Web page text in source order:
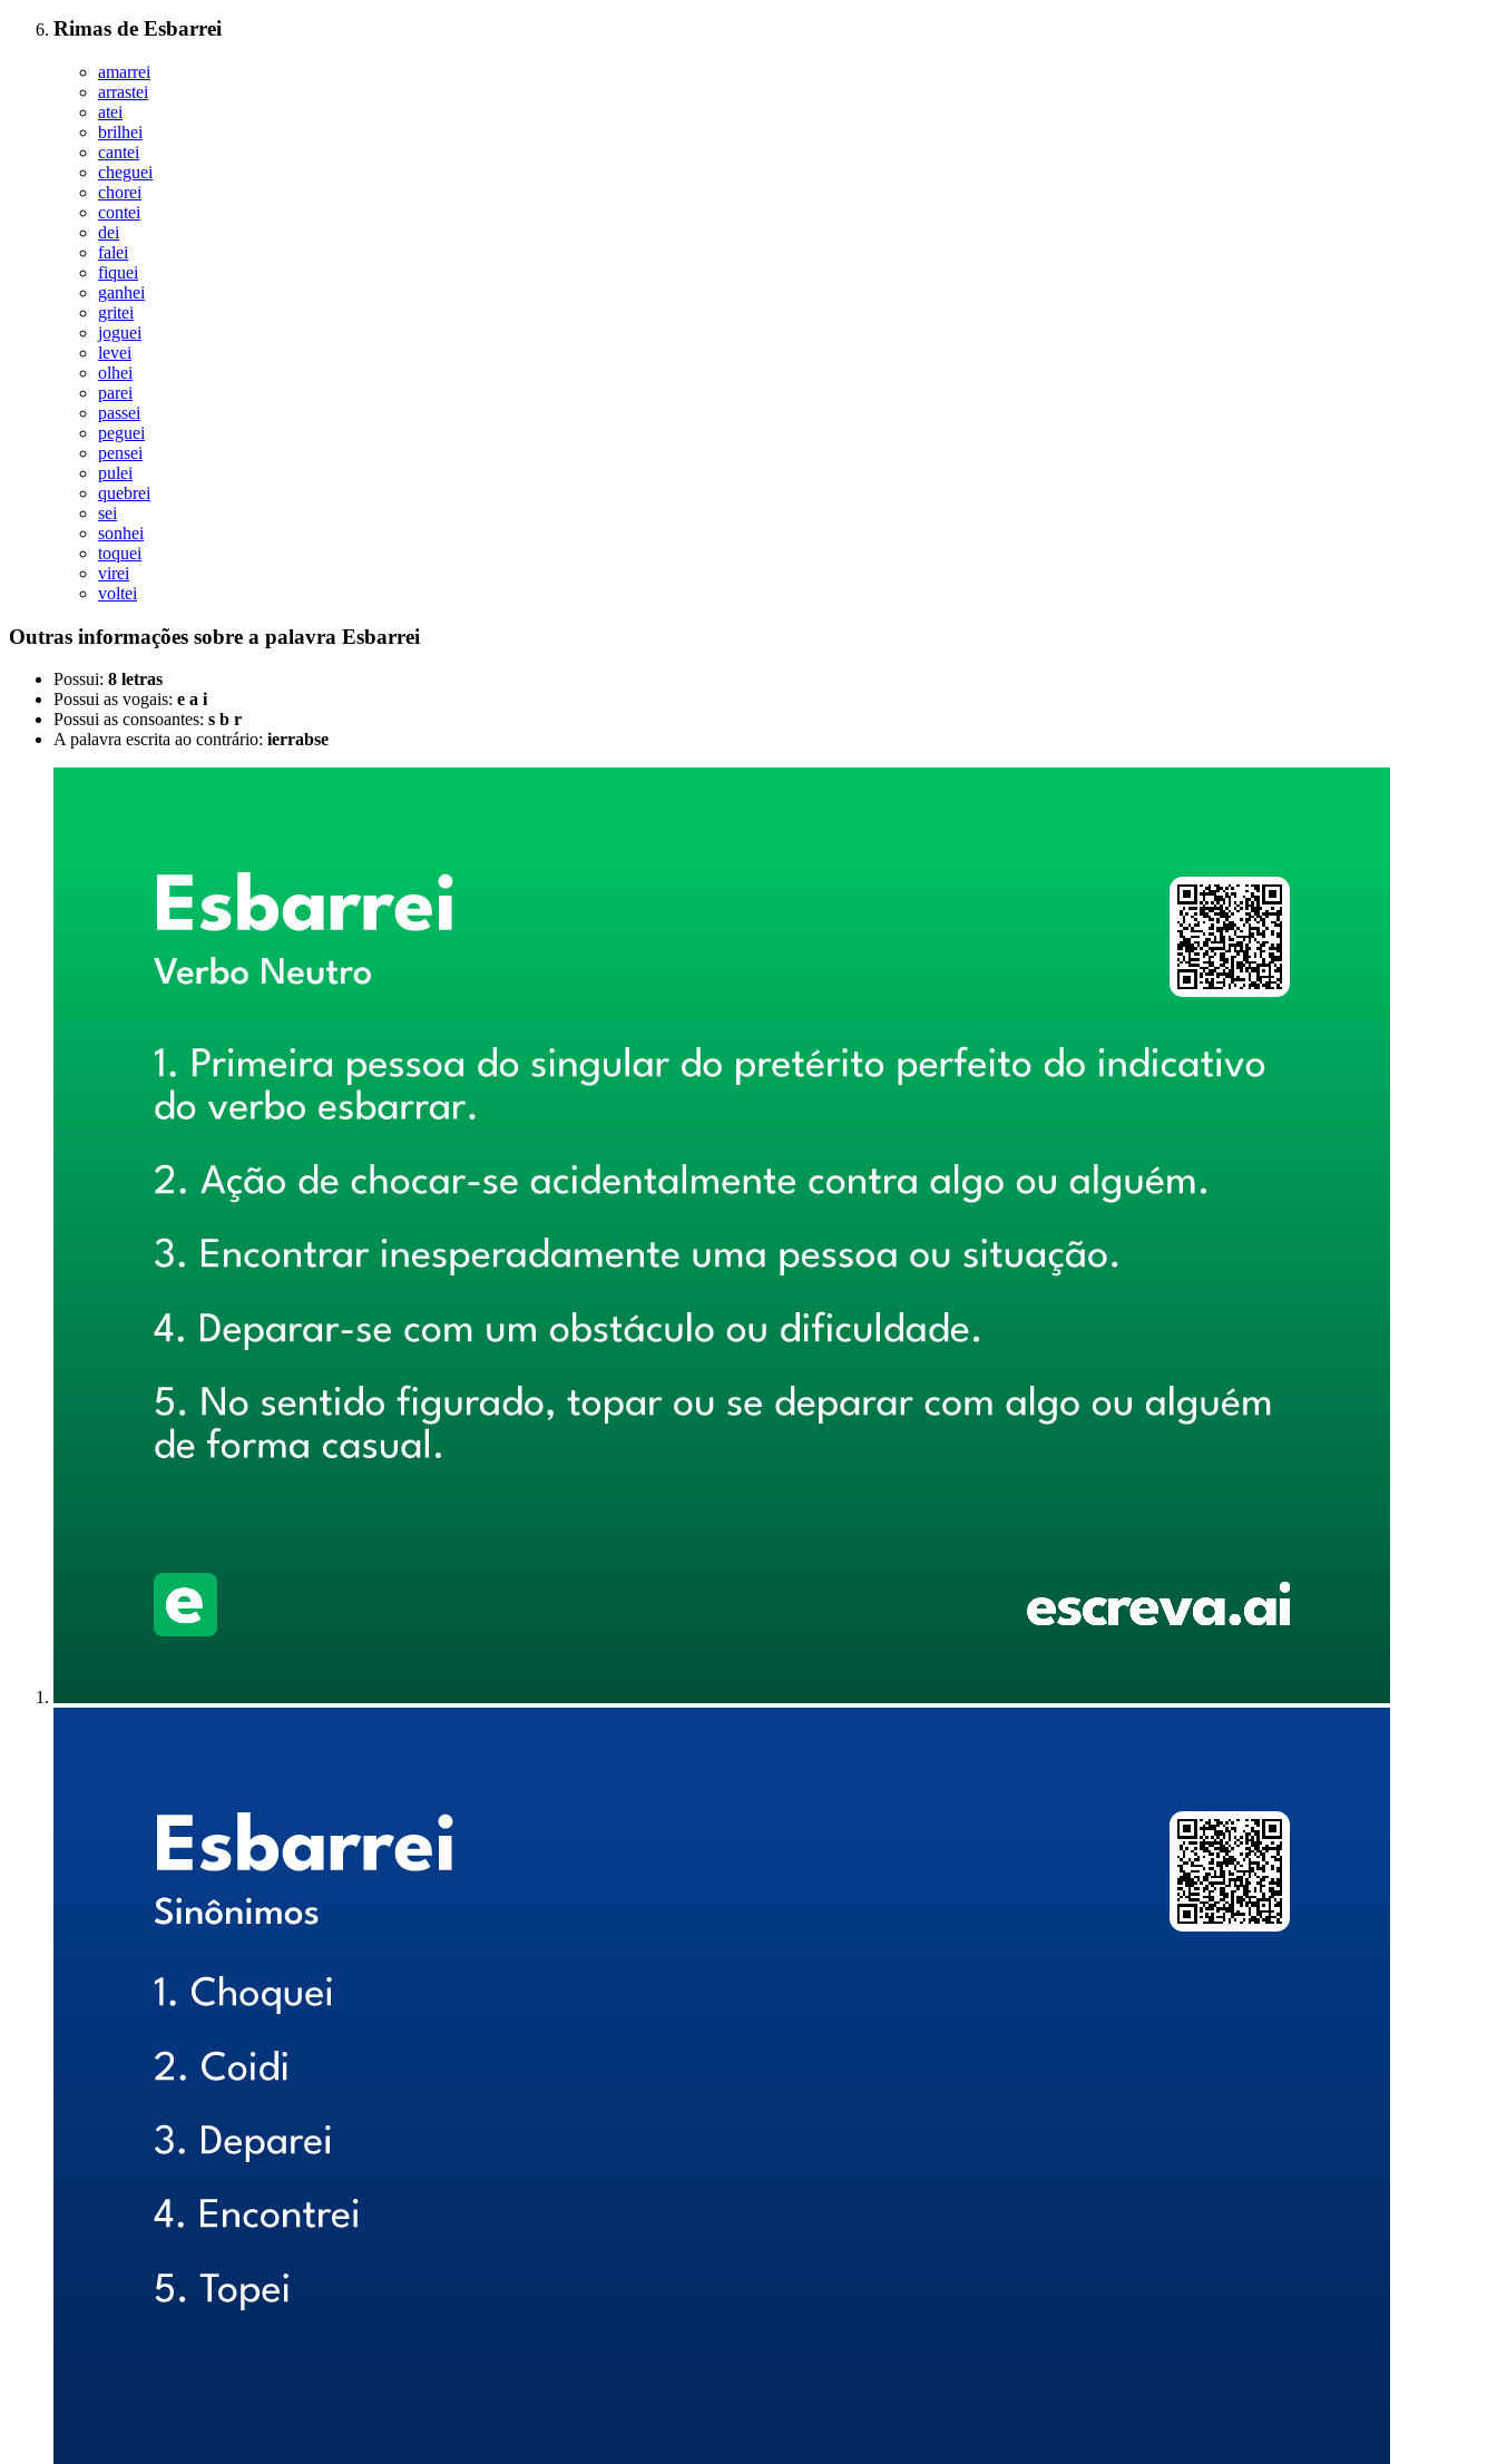
Rimas de Esbarrei
amarrei
arrastei
atei
brilhei
cantei
cheguei
chorei
contei
dei
falei
fiquei
ganhei
gritei
joguei
levei
olhei
parei
passei
peguei
pensei
pulei
quebrei
sei
sonhei
toquei
virei
voltei
Outras informações sobre a palavra Esbarrei
Possui: 8 letras
Possui as vogais: e a i
Possui as consoantes: s b r
A palavra escrita ao contrário: ierrabse